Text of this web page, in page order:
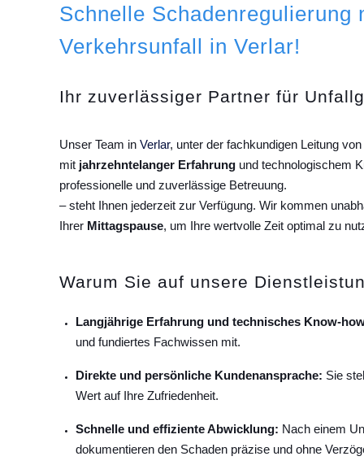
Schnelle Schadenregulierung
Verkehrsunfall in Verlar!
Ihr zuverlässiger Partner für
Unser Team in Verlar, unter der fachkundigen Leitung
mit jahrzehntelanger Erfahrung und technologischem
professionelle und zuverlässige Betreuung.
– steht Ihnen jederzeit zur Verfügung. Wir kommen
Ihrer Mittagspause, um Ihre wertvolle Zeit optimal zu
Warum Sie auf unsere
Langjährige Erfahrung und technisches Know-
und fundiertes Fachwissen mit.
Direkte und persönliche Kundenansprache: Sie
Wert auf Ihre Zufriedenheit.
Schnelle und effiziente Abwicklung: Nach einem
dokumentieren den Schaden präzise und ohne